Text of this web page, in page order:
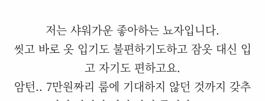
저는 샤워가운 좋아하는 뇨자입니다.
씻고 바로 옷 입기도 불편하기도하고 잠옷 대신 입
고 자기도 편하고요.
암턴.. 7만원짜리 룸에 기대하지 않던 것까지 갖추